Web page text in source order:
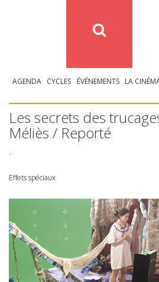
AGENDA CYCLES ÉVÉNEMENTS LA
Les secrets des
Méliès / Reporté
.
Effets spéciaux